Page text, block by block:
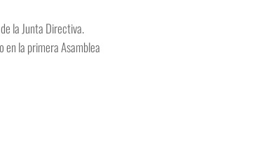
la Junta Directiva.
la primera Asamblea